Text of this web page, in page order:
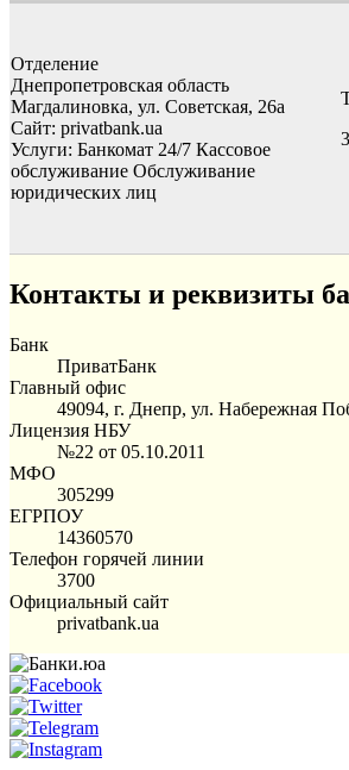
Отделение
Днепропетровская область
Магдалиновка, ул. Советская, 26а
Сайт: privatbank.ua
Услуги: Банкомат 24/7 Кассовое
обслуживание Обслуживание
юридических лиц
Контакты и реквизиты
Банк
ПриватБанк
Главный офис
49094, г. Днепр, ул. Набережная
Лицензия НБУ
№22 от 05.10.2011
МФО
305299
ЕГРПОУ
14360570
Телефон горячей линии
3700
Официальный сайт
privatbank.ua